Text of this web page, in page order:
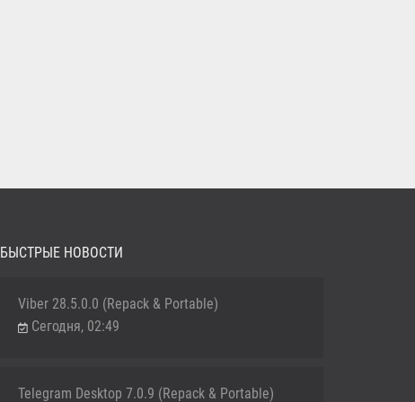
БЫСТРЫЕ НОВОСТИ
Viber 28.5.0.0 (Repack & Portable)
Сегодня, 02:49
Telegram Desktop 7.0.9 (Repack & Portable)